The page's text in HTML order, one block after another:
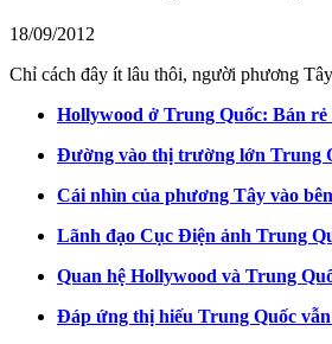
18/09/2012
Chỉ cách đây ít lâu thôi, người phương
Hollywood ở Trung Quốc: Bán rẻ
Đường vào thị trường lớn Trung
Cái nhìn của phương Tây vào
Lãnh đạo Cục Điện ảnh Trung
Quan hệ Hollywood và Trung
Đáp ứng thị hiếu Trung Quốc